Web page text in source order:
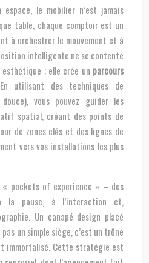
espace, le mobilier n’est jamais
table, chaque comptoir est un
à orchestrer le mouvement et à
intelligente ne se contente
; elle crée un parcours
En utilisant des techniques de
vous pouvez guider les
spatial, créant des points de
de zones clés et des lignes de
vers vos installations les plus
pockets of experience » – des
la pause, à l’interaction et,
Un canapé design placé
un simple siège, c’est un trône
immortalisé. Cette stratégie est